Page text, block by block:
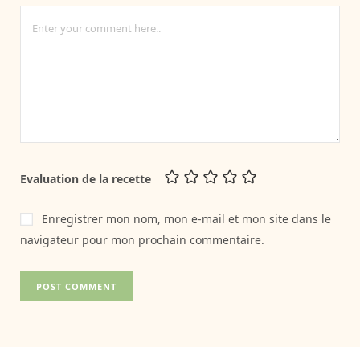
Evaluation de la recette
Enregistrer mon nom, mon e-mail et mon site dans le
navigateur pour mon prochain commentaire.